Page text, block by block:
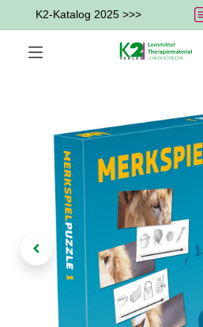
K2-Katalog 2025 >>>